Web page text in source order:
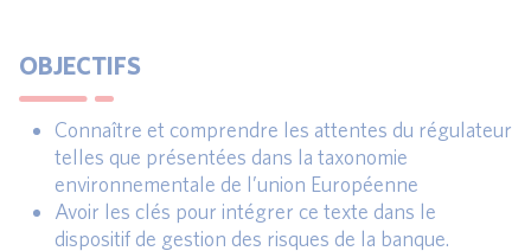
OBJECTIFS
Connaître et comprendre les attentes du régulateur
telles que présentées dans la taxonomie
environnementale de l’union Européenne
Avoir les clés pour intégrer ce texte dans le
dispositif de gestion des risques de la banque.